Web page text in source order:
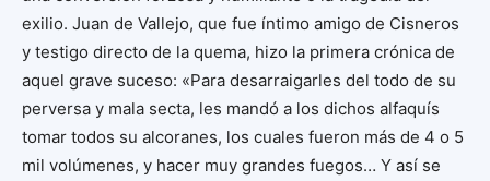
exilio. Juan de Vallejo, que fue íntimo amigo de Cisneros
y testigo directo de la quema, hizo la primera crónica de
aquel grave suceso: «Para desarraigarles del todo de su
perversa y mala secta, les mandó a los dichos alfaquís
tomar todos su alcoranes, los cuales fueron más de 4 o 5
mil volúmenes, y hacer muy grandes fuegos… Y así se